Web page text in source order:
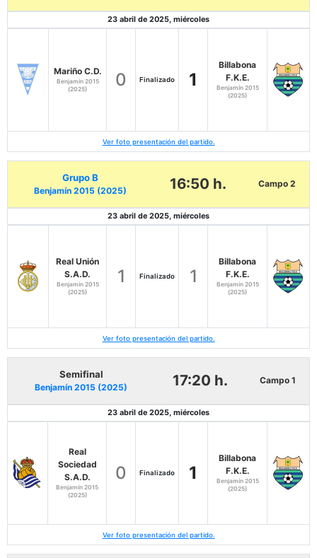
23 abril de 2025, miércoles
Mariño C.D.
Benjamín 2015
(2025)
0 Finalizado 1
Billabona
F.K.E.
Benjamín 2015
(2025)
Ver foto presentación del partido.
Grupo B
Benjamín 2015 (2025) 16:50 h. Campo 2
23 abril de 2025, miércoles
Real Unión
S.A.D.
Benjamín 2015
(2025)
1 Finalizado 1
Billabona
F.K.E.
Benjamín 2015
(2025)
Ver foto presentación del partido.
Semifinal
Benjamín 2015 (2025) 17:20 h. Campo 1
23 abril de 2025, miércoles
Real
Sociedad
S.A.D.
Benjamín 2015
(2025)
0 Finalizado 1
Billabona
F.K.E.
Benjamín 2015
(2025)
Ver foto presentación del partido.